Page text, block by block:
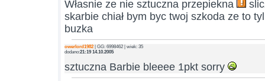
Własnie ze nie sztuczna przepiekna
skarbie chiał bym byc twoj szkoda ze to
buzka
owerlord1982 | GG: 6998462 | wiek: 35
dodano:21:19 14.10.2005
sztuczna Barbie bleeee 1pkt sorry